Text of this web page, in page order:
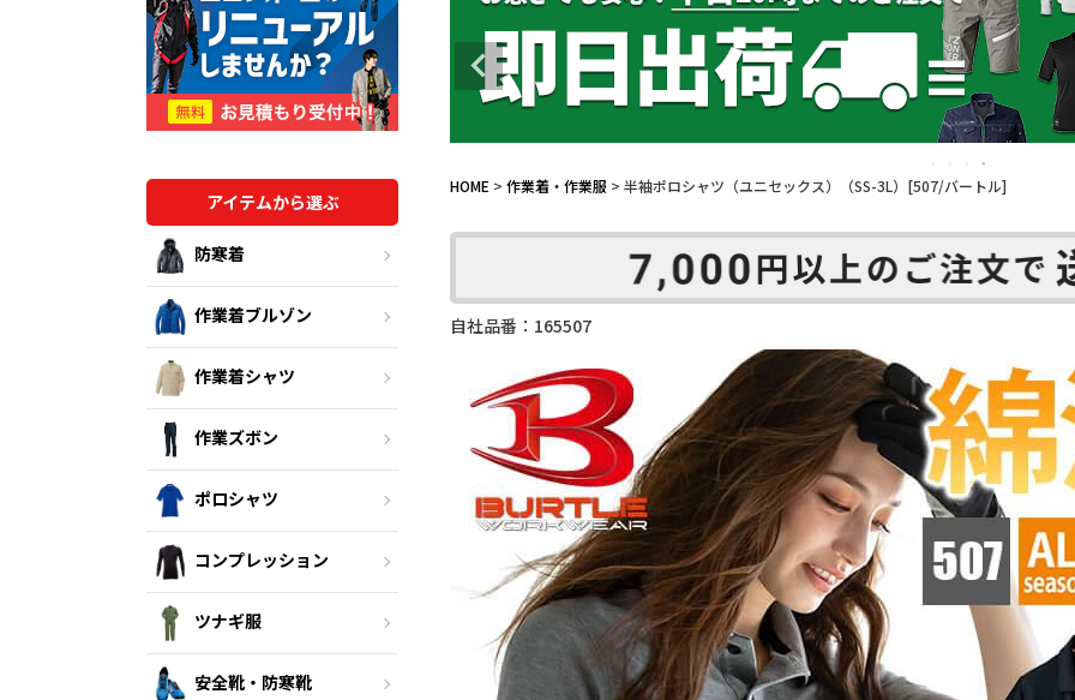
アイテムから選ぶ
防寒着
作業着ブルゾン
作業着シャツ
作業ズボン
ポロシャツ
コンプレッション
ツナギ服
安全靴・防寒靴
HOME 作業着・作業服 半袖ポロシャツ（ユニセックス）（SS-3L）[507/バートル]
自社品番：165507